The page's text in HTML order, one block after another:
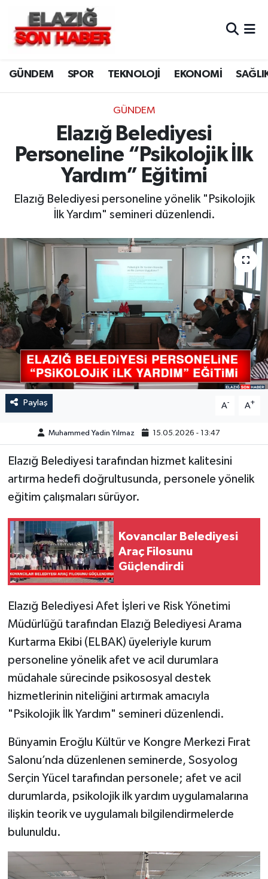
GÜNDEM SPOR TEKNOLOJİ EKONOMİ
GÜNDEM
Elazığ Belediyesi
Personeline “Psikolojik İlk
Yardım” Eğitimi
Elazığ Belediyesi personeline yönelik "Psikolojik
İlk Yardım" semineri düzenlendi.
Paylaş A- A+
Muhammed Yadin Yılmaz 15.05.2026 - 13:47
Elazığ Belediyesi tarafından hizmet kalitesini
artırma hedefi doğrultusunda, personele yönelik
eğitim çalışmaları sürüyor.
Kovancılar Belediyesi
Araç Filosunu
Güçlendirdi
Elazığ Belediyesi Afet İşleri ve Risk Yönetimi
Müdürlüğü tarafından Elazığ Belediyesi Arama
Kurtarma Ekibi (ELBAK) üyeleriyle kurum
personeline yönelik afet ve acil durumlara
müdahale sürecinde psikososyal destek
hizmetlerinin niteliğini artırmak amacıyla
"Psikolojik İlk Yardım" semineri düzenlendi.
Bünyamin Eroğlu Kültür ve Kongre Merkezi Fırat
Salonu’nda düzenlenen seminerde, Sosyolog
Serçin Yücel tarafından personele; afet ve acil
durumlarda, psikolojik ilk yardım uygulamalarına
ilişkin teorik ve uygulamalı bilgilendirmelerde
bulunuldu.
CANLI YAYIN
ASAYİŞ
BİLİM VE TEKNOLOJİ
DÜNYA
EĞİTİM
EKONOMİ
GENEL
GÜNDEM
HABERDE İNSAN
KÜLTÜR-SANAT
MAGAZİN
MEDYA
ÖZEL HABER
POLİTİKA
SAĞLIK
SİYASET
SPOR
YAŞAM
Merkez Hava Durumu
Merkez Trafik Yoğunluk Haritası
Süper Lig Puan Durumu ve Fikstür
Tüm Manşetler
Son Dakika Haberleri
Haber Arşivi